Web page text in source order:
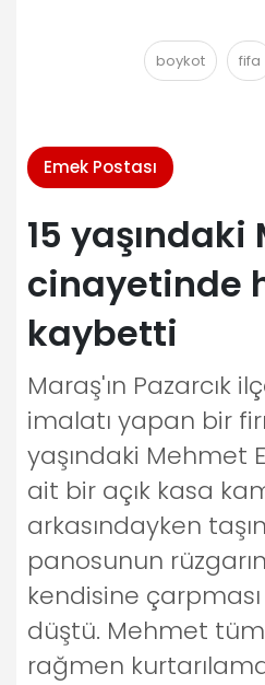
boykot fifa
Emek Postası
15
cinayetinde
kaybetti
Maraş'ın Pazarcık
imalatı yapan bir
yaşındaki Mehmet
ait bir açık kasa
arkasındayken
panosunun
kendisine
düştü. Mehmet
rağmen